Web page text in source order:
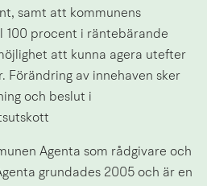
samt att kommunens
100 procent i räntebärande
att kunna agera utefter
Förändring av innehaven sker
och beslut i
Agenta som rådgivare och
grundades 2005 och är en